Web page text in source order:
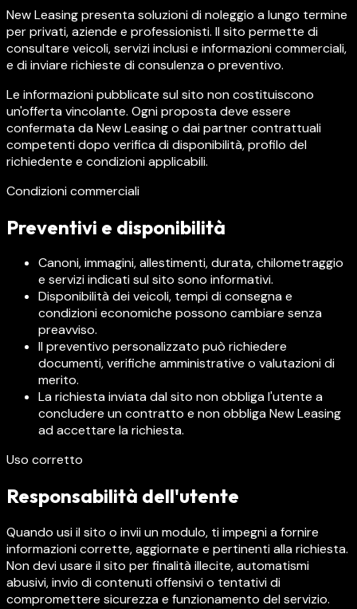
New Leasing presenta soluzioni di noleggio a lungo termine
per privati, aziende e professionisti. Il sito permette di
consultare veicoli, servizi inclusi e informazioni commerciali,
e di inviare richieste di consulenza o preventivo.
Le informazioni pubblicate sul sito non costituiscono
un'offerta vincolante. Ogni proposta deve essere
confermata da New Leasing o dai partner contrattuali
competenti dopo verifica di disponibilità, profilo del
richiedente e condizioni applicabili.
Condizioni commerciali
Preventivi e disponibilità
Canoni, immagini, allestimenti, durata, chilometraggio
e servizi indicati sul sito sono informativi.
Disponibilità dei veicoli, tempi di consegna e
condizioni economiche possono cambiare senza
preavviso.
Il preventivo personalizzato può richiedere
documenti, verifiche amministrative o valutazioni di
merito.
La richiesta inviata dal sito non obbliga l'utente a
concludere un contratto e non obbliga New Leasing
ad accettare la richiesta.
Uso corretto
Responsabilità dell'utente
Quando usi il sito o invii un modulo, ti impegni a fornire
informazioni corrette, aggiornate e pertinenti alla richiesta.
Non devi usare il sito per finalità illecite, automatismi
abusivi, invio di contenuti offensivi o tentativi di
compromettere sicurezza e funzionamento del servizio.